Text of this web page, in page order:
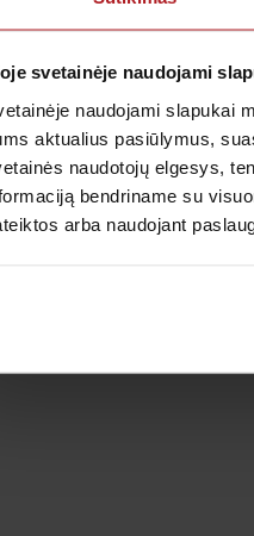
svetainėje naudojami
naudojami slapukai
aktualius pasiūlymus,
naudotojų elgesys,
bendriname su
arba naudojant
netoleravimo ir
gydytojo konsultacija
pasilieka